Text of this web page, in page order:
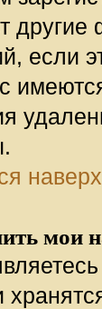
другие
если
наверх
мои